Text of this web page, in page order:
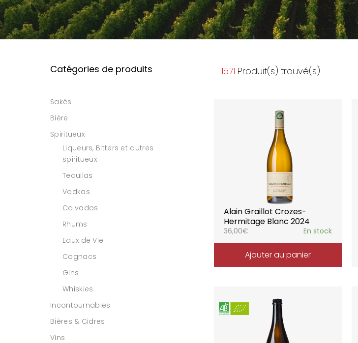
1571 Produit(s) trouvé(s)
Alain Graillot Crozes-
Hermitage Blanc 2024
36,00€ En stock
Ajouter au panier
Catégories de produits
Sakés
Bière
Spiritueux
Liqueurs, Bitters et autres
spiritueux
Tequilas
Vodkas
Calvados
Rhums
Eaux de Vie
Cognacs
Gins
Whiskies
Incontournables
Bières & Cidres
Vins